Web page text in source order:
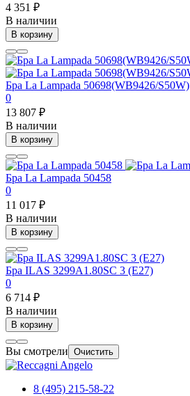
4 351 ₽
В наличии
В корзину
Бра La Lampada 50698(WB9426/S50W)
0
13 807 ₽
В наличии
В корзину
Бра La Lampada 50458
0
11 017 ₽
В наличии
В корзину
Бра ILAS 3299A1.80SC 3 (E27)
0
6 714 ₽
В наличии
В корзину
Вы смотрели Очистить
8 (495) 215-58-22